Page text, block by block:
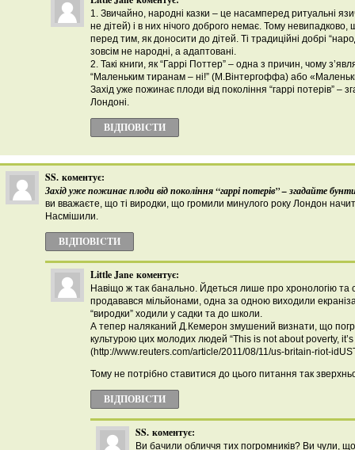
1. Звичайно, народні казки – це насамперед ритуальні
не дітей) і в них нічого доброго немає. Тому невипадково,
перед тим, як доносити до дітей. Ті традиційні добрі
зовсім не народні, а адаптовані.
2. Такі книги, як “Гаррі Поттер” – одна з причин, чому
“Маленьким тиранам – ні!” (М.Вінтергоффа) або
Захід уже пожинає плоди від покоління “гаррі потерів” –
Лондоні.
ВІДПОВІCТИ
SS. коментує:
Захід уже пожинає плоди від покоління “гаррі потерів” – згадайте
ви вважаєте, що ті виродки, що громили минулого року Лондон
Насмішили.
ВІДПОВІCТИ
Little Jane коментує:
Навіщо ж так банально. Йдеться лише про хронологію та
продавався мільйонами, одна за одною виходили
“виродки” ходили у садки та до школи.
А тепер наляканий Д.Кемерон змушений визнати, що
культурою цих молодих людей “This is not about poverty,
(http://www.reuters.com/article/2011/08/11/us-britain-riot-
Тому не потрібно ставитися до цього питання так
ВІДПОВІCТИ
SS. коментує:
Ви бачили обличчя тих погромників? Ви чули,